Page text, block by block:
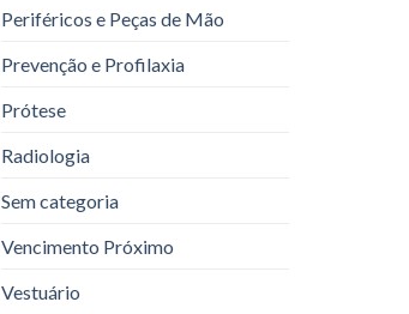
Periféricos e Peças de Mão
Prevenção e Profilaxia
Prótese
Radiologia
Sem categoria
Vencimento Próximo
Vestuário